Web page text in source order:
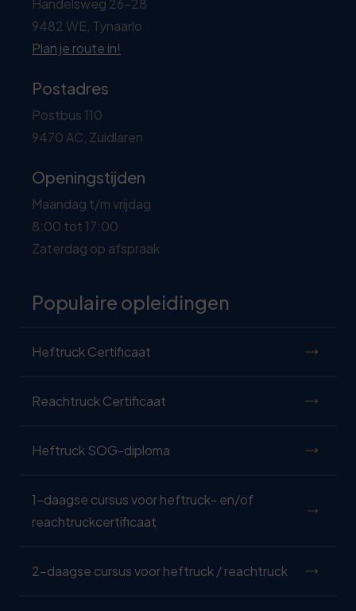
Handelsweg 26-28
9482 WE, Tynaarlo
Plan je route in!
Postadres
Postbus 110
9470 AC, Zuidlaren
Openingstijden
Maandag t/m vrijdag
8:00 tot 17:00
Zaterdag op afspraak
Populaire opleidingen
Heftruck Certificaat
Reachtruck Certificaat
Heftruck SOG-diploma
1-daagse cursus voor heftruck- en/of
reachtruckcertificaat
2-daagse cursus voor heftruck / reachtruck